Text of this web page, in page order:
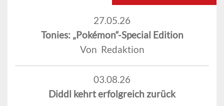
27.05.26
Tonies: „Pokémon“-Special Edition
Von Redaktion
03.08.26
Diddl kehrt erfolgreich zurück